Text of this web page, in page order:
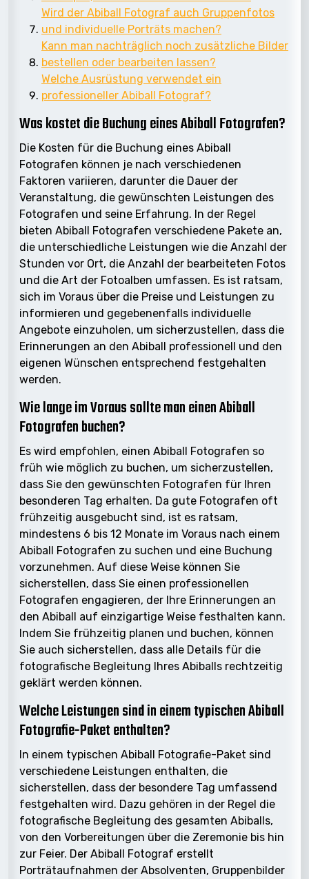
Wird der Abiball Fotograf auch Gruppenfotos
und individuelle Porträts machen?
Kann man nachträglich noch zusätzliche Bilder
bestellen oder bearbeiten lassen?
Welche Ausrüstung verwendet ein
professioneller Abiball Fotograf?
Was kostet die Buchung eines Abiball Fotografen?
Die Kosten für die Buchung eines Abiball
Fotografen können je nach verschiedenen
Faktoren variieren, darunter die Dauer der
Veranstaltung, die gewünschten Leistungen des
Fotografen und seine Erfahrung. In der Regel
bieten Abiball Fotografen verschiedene Pakete an,
die unterschiedliche Leistungen wie die Anzahl der
Stunden vor Ort, die Anzahl der bearbeiteten Fotos
und die Art der Fotoalben umfassen. Es ist ratsam,
sich im Voraus über die Preise und Leistungen zu
informieren und gegebenenfalls individuelle
Angebote einzuholen, um sicherzustellen, dass die
Erinnerungen an den Abiball professionell und den
eigenen Wünschen entsprechend festgehalten
werden.
Wie lange im Voraus sollte man einen Abiball
Fotografen buchen?
Es wird empfohlen, einen Abiball Fotografen so
früh wie möglich zu buchen, um sicherzustellen,
dass Sie den gewünschten Fotografen für Ihren
besonderen Tag erhalten. Da gute Fotografen oft
frühzeitig ausgebucht sind, ist es ratsam,
mindestens 6 bis 12 Monate im Voraus nach einem
Abiball Fotografen zu suchen und eine Buchung
vorzunehmen. Auf diese Weise können Sie
sicherstellen, dass Sie einen professionellen
Fotografen engagieren, der Ihre Erinnerungen an
den Abiball auf einzigartige Weise festhalten kann.
Indem Sie frühzeitig planen und buchen, können
Sie auch sicherstellen, dass alle Details für die
fotografische Begleitung Ihres Abiballs rechtzeitig
geklärt werden können.
Welche Leistungen sind in einem typischen Abiball
Fotografie-Paket enthalten?
In einem typischen Abiball Fotografie-Paket sind
verschiedene Leistungen enthalten, die
sicherstellen, dass der besondere Tag umfassend
festgehalten wird. Dazu gehören in der Regel die
fotografische Begleitung des gesamten Abiballs,
von den Vorbereitungen über die Zeremonie bis hin
zur Feier. Der Abiball Fotograf erstellt
Porträtaufnahmen der Absolventen, Gruppenbilder